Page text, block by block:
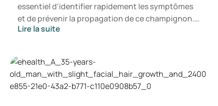
essentiel d'identifier rapidement les symptômes
et de prévenir la propagation de ce champignon.
Dans cet article, vous apprendrez ce qu'est le
manifester. Vous saurez ainsi à quel moment il est
pertinent de consulter un professionnel de santé.
Lire la suite